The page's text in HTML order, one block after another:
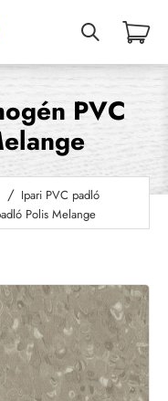
PVC
Ipari PVC padló
Polis Melange